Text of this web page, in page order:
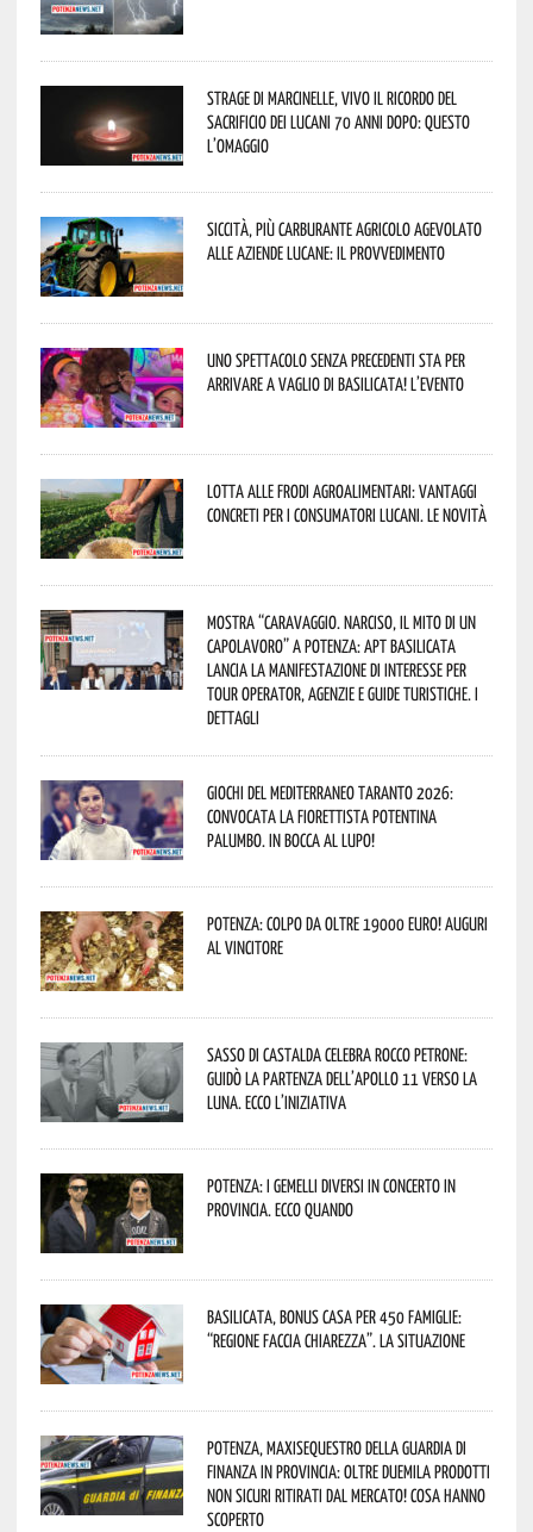
Strage di Marcinelle, vivo il ricordo del
sacrificio dei lucani 70 anni dopo: questo
l’omaggio
Siccità, più carburante agricolo agevolato
alle aziende lucane: il provvedimento
Uno spettacolo senza precedenti sta per
arrivare a Vaglio di Basilicata! L’evento
Lotta alle frodi agroalimentari: vantaggi
concreti per i consumatori lucani. Le novità
Mostra “Caravaggio. Narciso, il mito di un
capolavoro” a Potenza: APT Basilicata
lancia la manifestazione di interesse per
Tour Operator, Agenzie e Guide Turistiche. I
dettagli
Giochi del Mediterraneo Taranto 2026:
convocata la fiorettista potentina
Palumbo. In bocca al lupo!
Potenza: colpo da oltre 19000 Euro! Auguri
al vincitore
Sasso di Castalda celebra Rocco Petrone:
guidò la partenza dell’Apollo 11 verso la
Luna. Ecco l’iniziativa
Potenza: i Gemelli DiVersi in concerto in
provincia. Ecco quando
Basilicata, Bonus casa per 450 famiglie:
“Regione faccia chiarezza”. La situazione
Potenza, maxisequestro della Guardia di
Finanza in provincia: oltre duemila prodotti
non sicuri ritirati dal mercato! Cosa hanno
scoperto